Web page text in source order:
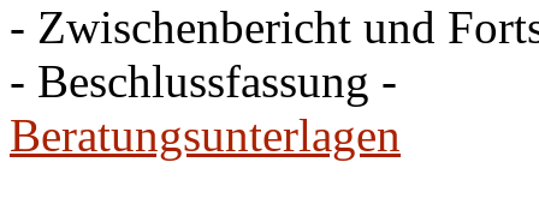
- Zwischenbericht und
- Beschlussfassung -
Beratungsunterlagen